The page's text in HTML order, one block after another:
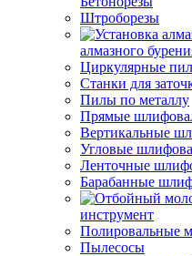
Штроборезы
алмазного
Циркулярные
Станки для
Пилы по металлу
Прямые
Вертикальные
Угловые
Ленточные
Барабанные
инструмент
Полировальные
Пылесосы